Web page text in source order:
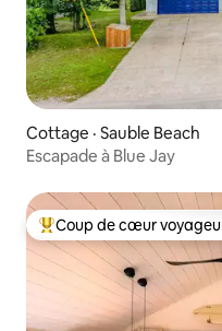
Cottage · Sauble Beach
Escapade à Blue Jay
Coup de cœur voyageurs
Coup de cœur